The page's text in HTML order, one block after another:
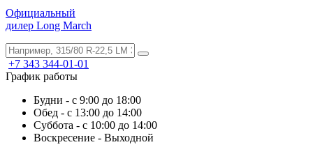
Официальный
дилер Long March
+7 343 344-01-01
График работы
Будни - с 9:00 до 18:00
Обед - с 13:00 до 14:00
Суббота - с 10:00 до 14:00
Воскресение - Выходной